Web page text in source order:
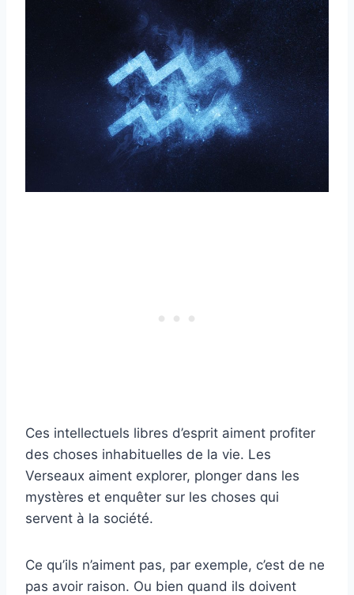
Ces intellectuels libres d’esprit aiment profiter
des choses inhabituelles de la vie. Les
Verseaux aiment explorer, plonger dans les
mystères et enquêter sur les choses qui
servent à la société.
Ce qu’ils n’aiment pas, par exemple, c’est de ne
pas avoir raison. Ou bien quand ils doivent